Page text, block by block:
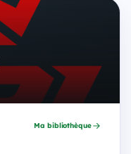
Ma bibliothèque